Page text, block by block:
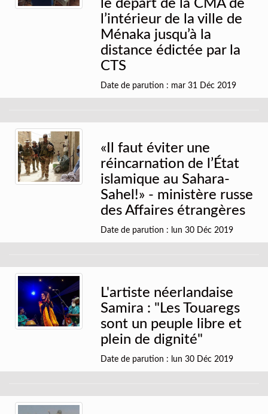
le départ de la CMA de
l’intérieur de la ville de
Ménaka jusqu’à la
distance édictée par la
CTS
Date de parution : mar 31 Déc 2019
«Il faut éviter une
réincarnation de l’État
islamique au Sahara-
Sahel!» - ministère russe
des Affaires étrangères
Date de parution : lun 30 Déc 2019
L'artiste néerlandaise
Samira : "Les Touaregs
sont un peuple libre et
plein de dignité"
Date de parution : lun 30 Déc 2019